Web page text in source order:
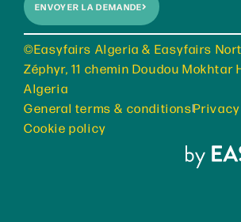
ENVOYER LA DEMANDE
©Easyfairs Algeria & Easyfairs
Zéphyr, 11 chemin Doudou Mokhtar
Algeria
General terms & conditions
Cookie policy